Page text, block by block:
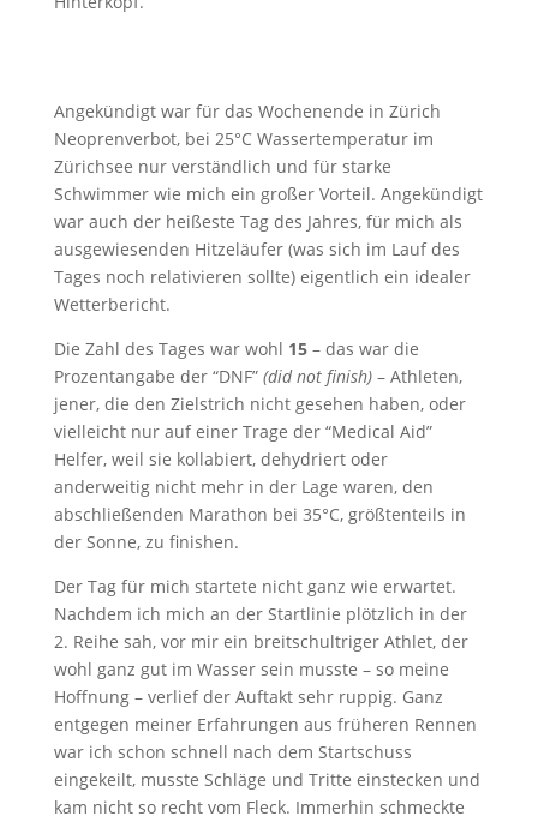
Angekündigt war für das Wochenende in Zürich
Neoprenverbot, bei 25°C Wassertemperatur im
Zürichsee nur verständlich und für starke
Schwimmer wie mich ein großer Vorteil. Angekündigt
war auch der heißeste Tag des Jahres, für mich als
ausgewiesenden Hitzeläufer (was sich im Lauf des
Tages noch relativieren sollte) eigentlich ein idealer
Wetterbericht.
Die Zahl des Tages war wohl 15– das war die
Prozentangabe der “DNF” (did not finish)– Athleten,
jener, die den Zielstrich nicht gesehen haben, oder
vielleicht nur auf einer Trage der “Medical Aid”
Helfer, weil sie kollabiert, dehydriert oder
anderweitig nicht mehr in der Lage waren, den
abschließenden Marathon bei 35°C, größtenteils in
der Sonne, zu finishen.
Der Tag für mich startete nicht ganz wie erwartet.
Nachdem ich mich an der Startlinie plötzlich in der
2. Reihe sah, vor mir ein breitschultriger Athlet, der
wohl ganz gut im Wasser sein musste – so meine
Hoffnung – verlief der Auftakt sehr ruppig. Ganz
entgegen meiner Erfahrungen aus früheren Rennen
war ich schon schnell nach dem Startschuss
eingekeilt, musste Schläge und Tritte einstecken und
kam nicht so recht vom Fleck. Immerhin schmeckte